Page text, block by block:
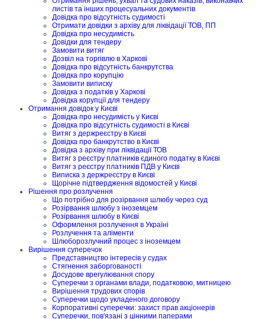
листів та інших процесуальних документів
Довідка про відсутність судимості
Отримати довідки з архіву для ліквідації ТОВ, ПП
Довідка про несудимість
Довідки для тендеру
Замовити витяг
Дозвіл на торгівлю в Харкові
Довідка про відсутність банкрутства
Довідка про корупцію
Замовити виписку
Довідка з податків у Харкові
Довідка корупції для тендеру
Отримання довідок у Києві
Довідка про несудимість у Києві
Довідка про відсутність судимості в Києві
Витяг з держреєстру в Києві
Довідка про банкрутство в Києві
Довідка з архіву при ліквідації ТОВ
Витяг з реєстру платників єдиного податку в Києві
Витяг з реєстру платників ПДВ у Києві
Виписка з держреєстру в Києві
Щорічне підтвердження відомостей у Києві
Рішення про розлучення
Що потрібно для розірвання шлюбу через суд
Розірвання шлюбу з іноземцем
Розірвання шлюбу в Києві
Оформлення розлучення в Україні
Розлучення та аліменти
Шлюборозлучний процес з іноземцем
Вирішення суперечок
Представництво інтересів у судах
Стягнення заборгованості
Досудове врегулювання спору
Суперечки з органами влади, податковою, митницею
Вирішення трудових спорів
Суперечки щодо укладеного договору
Корпоративні суперечки: захист прав акціонерів
Суперечки, пов'язані з цінними паперами